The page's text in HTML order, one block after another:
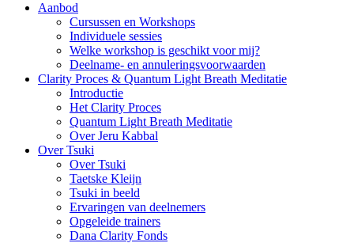
Aanbod
Cursussen en Workshops
Individuele sessies
Welke workshop is geschikt voor mij?
Deelname- en annuleringsvoorwaarden
Clarity Proces & Quantum Light Breath Meditatie
Introductie
Het Clarity Proces
Quantum Light Breath Meditatie
Over Jeru Kabbal
Over Tsuki
Over Tsuki
Taetske Kleijn
Tsuki in beeld
Ervaringen van deelnemers
Opgeleide trainers
Dana Clarity Fonds